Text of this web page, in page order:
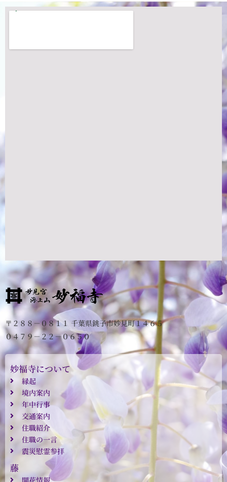
〒２８８－０８１１ 千葉県銚子市妙見町１４６５
０４７９－２２－０６５０
妙福寺について
縁起
境内案内
年中行事
交通案内
住職紹介
住職の一言
震災慰霊参拝
藤
開花情報